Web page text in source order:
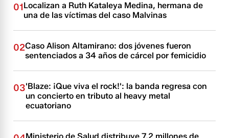
01Localizan a Ruth Kataleya Medina, hermana de
una de las víctimas del caso Malvinas
02Caso Alison Altamirano: dos jóvenes fueron
sentenciados a 34 años de cárcel por femicidio
03'Blaze: ¡Que viva el rock!': la banda regresa con
un concierto en tributo al heavy metal
ecuatoriano